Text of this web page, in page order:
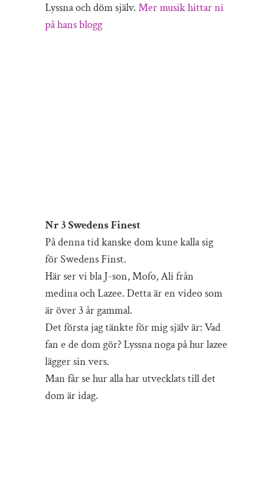
Lyssna och döm själv. Mer musik hittar ni
på hans blogg
Nr 3 Swedens Finest
På denna tid kanske dom kune kalla sig
för Swedens Finst.
Här ser vi bla J-son, Mofo, Ali från
medina och Lazee. Detta är en video som
är över 3 år gammal.
Det första jag tänkte för mig själv är: Vad
fan e de dom gör? Lyssna noga på hur lazee
lägger sin vers.
Man får se hur alla har utvecklats till det
dom är idag.